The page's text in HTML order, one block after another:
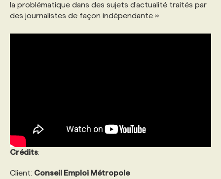
la problématique dans des sujets d’actualité traités par
des journalistes de façon indépendante.»
Crédits:
Client: Conseil Emploi Métropole